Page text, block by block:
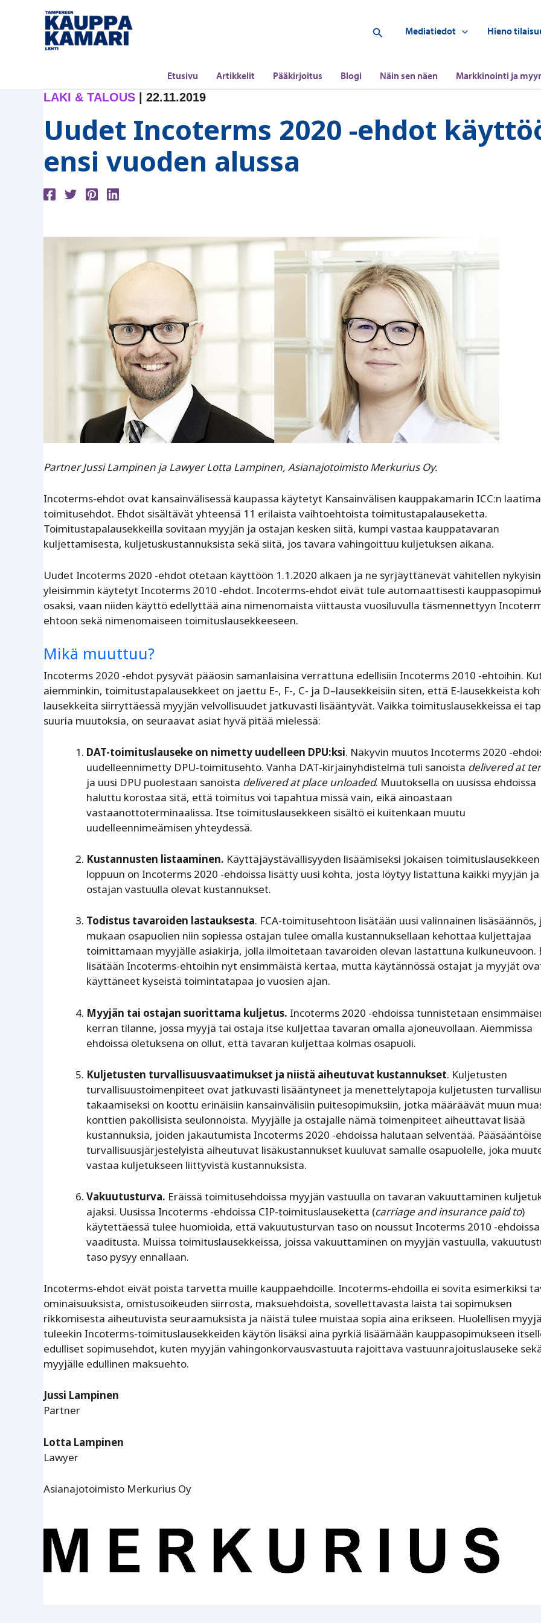
Hae Mediatiedot Hieno
Etusivu Artikkelit Pääkirjoitus Blogi Näin sen näen Markkinointi ja
LAKI & TALOUS | 22.11.2019
Uudet Incoterms 2020 -ehdot
ensi vuoden alussa
Partner Jussi Lampinen ja Lawyer Lotta Lampinen, Asianajotoimisto Merkurius Oy.
Incoterms-ehdot ovat kansainvälisessä kaupassa käytetyt Kansainvälisen kauppakamarin ICC:n
toimitusehdot. Ehdot sisältävät yhteensä 11 erilaista vaihtoehtoista toimitustapalauseketta.
Toimitustapalausekkeilla sovitaan myyjän ja ostajan kesken siitä, kumpi vastaa kauppatavaran
kuljettamisesta, kuljetuskustannuksista sekä siitä, jos tavara vahingoittuu kuljetuksen aikana.
Uudet Incoterms 2020 -ehdot otetaan käyttöön 1.1.2020 alkaen ja ne syrjäyttänevät vähitellen nykyisin
yleisimmin käytetyt Incoterms 2010 -ehdot. Incoterms-ehdot eivät tule automaattisesti
osaksi, vaan niiden käyttö edellyttää aina nimenomaista viittausta vuosiluvulla täsmennettyyn
ehtoon sekä nimenomaiseen toimituslausekkeeseen.
Mikä muuttuu?
Incoterms 2020 -ehdot pysyvät pääosin samanlaisina verrattuna edellisiin Incoterms 2010 -ehtoihin.
aiemminkin, toimitustapalausekkeet on jaettu E-, F-, C- ja D–lausekkeisiin siten, että E-lausekkeista
lausekkeita siirryttäessä myyjän velvollisuudet jatkuvasti lisääntyvät. Vaikka toimituslausekkeissa ei
suuria muutoksia, on seuraavat asiat hyvä pitää mielessä:
DAT-toimituslauseke on nimetty uudelleen DPU:ksi. Näkyvin muutos Incoterms 2020 -
uudelleennimetty DPU-toimitusehto. Vanha DAT-kirjainyhdistelmä tuli sanoista delivered at
ja uusi DPU puolestaan sanoista delivered at place unloaded. Muutoksella on uusissa ehdoissa
haluttu korostaa sitä, että toimitus voi tapahtua missä vain, eikä ainoastaan
vastaanottoterminaalissa. Itse toimituslausekkeen sisältö ei kuitenkaan muutu
uudelleennimeämisen yhteydessä.
Kustannusten listaaminen. Käyttäjäystävällisyyden lisäämiseksi jokaisen toimituslausekkeen
loppuun on Incoterms 2020 -ehdoissa lisätty uusi kohta, josta löytyy listattuna kaikki myyjän ja
ostajan vastuulla olevat kustannukset.
Todistus tavaroiden lastauksesta. FCA-toimitusehtoon lisätään uusi valinnainen lisäsäännös,
mukaan osapuolien niin sopiessa ostajan tulee omalla kustannuksellaan kehottaa kuljettajaa
toimittamaan myyjälle asiakirja, jolla ilmoitetaan tavaroiden olevan lastattuna kulkuneuvoon.
lisätään Incoterms-ehtoihin nyt ensimmäistä kertaa, mutta käytännössä ostajat ja myyjät
käyttäneet kyseistä toimintatapaa jo vuosien ajan.
Myyjän tai ostajan suorittama kuljetus. Incoterms 2020 -ehdoissa tunnistetaan
kerran tilanne, jossa myyjä tai ostaja itse kuljettaa tavaran omalla ajoneuvollaan. Aiemmissa
ehdoissa oletuksena on ollut, että tavaran kuljettaa kolmas osapuoli.
Kuljetusten turvallisuusvaatimukset ja niistä aiheutuvat kustannukset. Kuljetusten
turvallisuustoimenpiteet ovat jatkuvasti lisääntyneet ja menettelytapoja kuljetusten
takaamiseksi on koottu erinäisiin kansainvälisiin puitesopimuksiin, jotka määräävät muun
konttien pakollisista seulonnoista. Myyjälle ja ostajalle nämä toimenpiteet aiheuttavat lisää
kustannuksia, joiden jakautumista Incoterms 2020 -ehdoissa halutaan selventää.
turvallisuusjärjestelyistä aiheutuvat lisäkustannukset kuuluvat samalle osapuolelle, joka
vastaa kuljetukseen liittyvistä kustannuksista.
Vakuutusturva. Eräissä toimitusehdoissa myyjän vastuulla on tavaran vakuuttaminen
ajaksi. Uusissa Incoterms -ehdoissa CIP-toimituslauseketta (carriage and insurance paid to)
käytettäessä tulee huomioida, että vakuutusturvan taso on noussut Incoterms 2010 -ehdoissa
vaaditusta. Muissa toimituslausekkeissa, joissa vakuuttaminen on myyjän vastuulla,
taso pysyy ennallaan.
Incoterms-ehdot eivät poista tarvetta muille kauppaehdoille. Incoterms-ehdoilla ei sovita esimerkiksi
ominaisuuksista, omistusoikeuden siirrosta, maksuehdoista, sovellettavasta laista tai sopimuksen
rikkomisesta aiheutuvista seuraamuksista ja näistä tulee muistaa sopia aina erikseen. Huolellisen
tuleekin Incoterms-toimituslausekkeiden käytön lisäksi aina pyrkiä lisäämään kauppasopimukseen
edulliset sopimusehdot, kuten myyjän vahingonkorvausvastuuta rajoittava vastuunrajoituslauseke
myyjälle edullinen maksuehto.
Jussi Lampinen
Partner
Lotta Lampinen
Lawyer
Asianajotoimisto Merkurius Oy